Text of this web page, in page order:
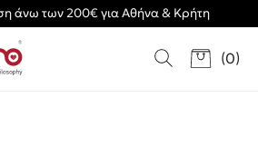
άνω των 200€ για Αθήνα & Κρήτη
(0)